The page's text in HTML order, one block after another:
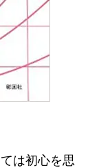
は初心を思